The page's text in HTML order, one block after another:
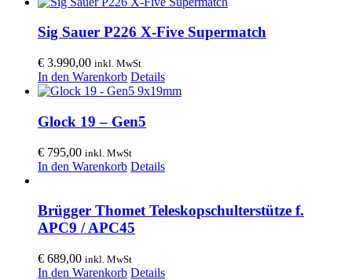
Sig Sauer P226 X-Five Supermatch
€ 3.990,00 inkl. MwSt
In den Warenkorb Details
Glock 19 – Gen5
€ 795,00 inkl. MwSt
In den Warenkorb Details
Brügger Thomet Teleskopschulterstütze f.
APC9 / APC45
€ 689,00 inkl. MwSt
In den Warenkorb Details